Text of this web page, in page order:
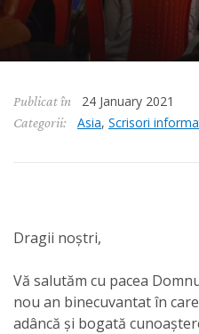
Publicat în 24 January 2021
Categorii: Asia, Scrisori
Dragii noștri,
Vă salutăm cu pacea
nou an binecuvantat în
adâncă și bogată